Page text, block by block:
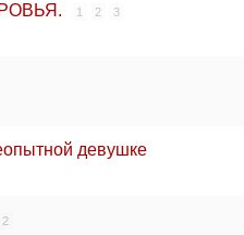
1 2
3
девушке
2